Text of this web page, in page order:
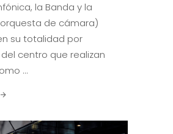
la Banda y la
de cámara)
su totalidad por
centro que realizan